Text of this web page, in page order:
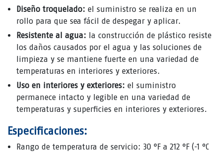
Diseño troquelado: el suministro se realiza en un
rollo para que sea fácil de despegar y aplicar.
Resistente al agua: la construcción de plástico resiste
los daños causados ​​por el agua y las soluciones de
limpieza y se mantiene fuerte en una variedad de
temperaturas en interiores y exteriores.
Uso en interiores y exteriores: el suministro
permanece intacto y legible en una variedad de
temperaturas y superficies en interiores y exteriores.
Especificaciones:
Rango de temperatura de servicio: 30 °F a 212 °F (-1 °C